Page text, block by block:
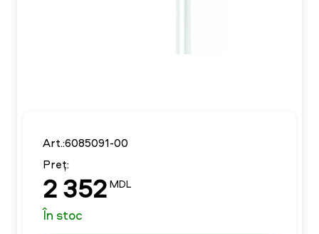
Art.:6085091-00
Preț:
2 352 MDL
În stoc